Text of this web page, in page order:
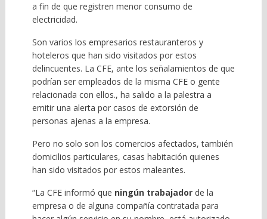
a fin de que registren menor consumo de
electricidad.
Son varios los empresarios restauranteros y
hoteleros que han sido visitados por estos
delincuentes. La CFE, ante los señalamientos de que
podrían ser empleados de la misma CFE o gente
relacionada con ellos., ha salido a la palestra a
emitir una alerta por casos de extorsión de
personas ajenas a la empresa.
Pero no solo son los comercios afectados, también
domicilios particulares, casas habitación quienes
han sido visitados por estos maleantes.
“La CFE informó que ningún trabajadorde la
empresa o de alguna compañía contratada para